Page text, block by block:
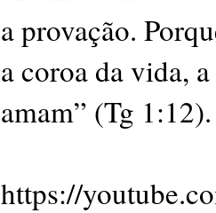
a provação.
a coroa da vida,
amam” (Tg 1:12).
https://